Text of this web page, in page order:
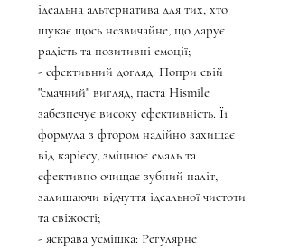
ідеальна альтернатива для тих, хто
шукає щось незвичайне, що дарує
радість та позитивні емоції;
- ефективний догляд: Попри свій
"смачний" вигляд, паста Hismile
забезпечує високу ефективність. Її
формула з фтором надійно захищає
від карієсу, зміцнює емаль та
ефективно очищає зубний наліт,
залишаючи відчуття ідеальної чистоти
та свіжості;
- яскрава усмішка: Регулярне